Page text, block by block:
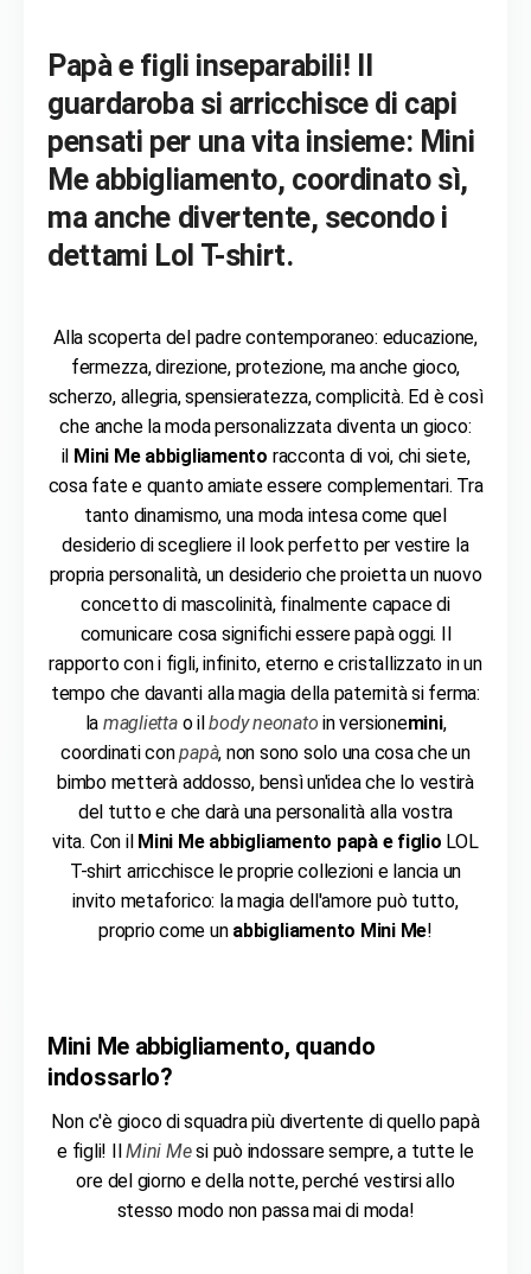
Papà e figli inseparabili! Il
guardaroba si arricchisce di capi
pensati per una vita insieme: Mini
Me abbigliamento, coordinato sì,
ma anche divertente, secondo i
dettami Lol T-shirt.
Alla scoperta del padre contemporaneo: educazione,
fermezza, direzione, protezione, ma anche gioco,
scherzo, allegria, spensieratezza, complicità. Ed è così
che anche la moda personalizzata diventa un gioco:
il Mini Me abbigliamento racconta di voi, chi siete,
cosa fate e quanto amiate essere complementari. Tra
tanto dinamismo, una moda intesa come quel
desiderio di scegliere il look perfetto per vestire la
propria personalità, un desiderio che proietta un nuovo
concetto di mascolinità, finalmente capace di
comunicare cosa significhi essere papà oggi. Il
rapporto con i figli, infinito, eterno e cristallizzato in un
tempo che davanti alla magia della paternità si ferma:
la magliettao ilbody neonato in versionemini,
coordinati conpapà, non sono solo una cosa che un
bimbo metterà addosso, bensì un'idea che lo vestirà
del tutto e che darà una personalità alla vostra
vita. Con il Mini Me abbigliamento papà e figlio LOL
T-shirt arricchisce le proprie collezioni e lancia un
invito metaforico: la magia dell'amore può tutto,
proprio come un abbigliamento Mini Me!
Mini Me abbigliamento, quando
indossarlo?
Non c'è gioco di squadra più divertente di quello papà
e figli! Il
Mini Mesi può indossare sempre, a tutte le
ore del giorno e della notte, perché vestirsi allo
stesso modo non passa mai di moda!